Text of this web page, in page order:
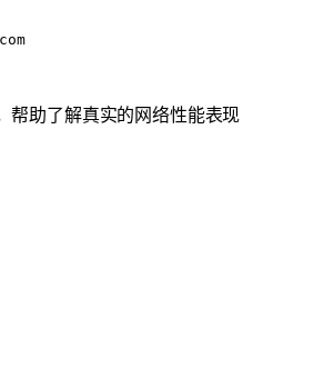
帮助了解真实的网络性能表现